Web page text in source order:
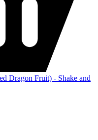
Dragon Fruit) - Shake and